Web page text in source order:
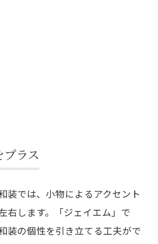
ラス
装では、小物によるアクセント
右します。「ジェイエム」で
装の個性を引き立てる工夫がで